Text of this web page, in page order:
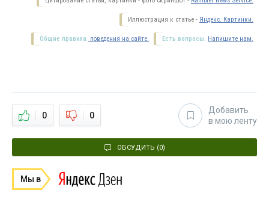
Иллюстрация к статье - Яндекс. Картинки.
Есть вопросы. Напишите нам.
Общие правила поведения на сайте.
0 0
Добавить
в мою ленту
ОБСУДИТЬ (0)
Мы в